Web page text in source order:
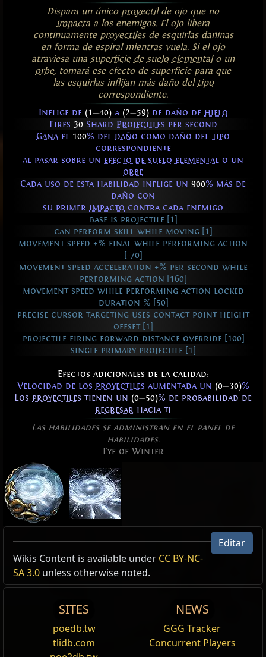
Dispara un único proyectilde ojo que no
impacta a los enemigos. El ojo libera
continuamente proyectilesde esquirlas dañinas
en forma de espiral mientras vuela. Si el ojo
atraviesa una superficie de suelo elementalo un
orbe, tomará ese efecto de superficie para que
las esquirlas inflijan más daño del tipo
correspondiente.
Inflige de (1—40)a (2—59)de daño de hielo
Fires 30Shard Projectiles per second
Gana el 100% del daño como daño del tipo
correspondiente
al pasar sobre un efecto de suelo elemental o un
orbe
Cada uso de esta habilidad inflige un 900% más de
daño con
su primer impacto contra cada enemigo
base is projectile [1]
can perform skill while moving [1]
movement speed +% final while performing action
[-70]
movement speed acceleration +% per second while
performing action [160]
movement speed while performing action locked
duration % [50]
precise cursor targeting uses contact point height
offset [1]
projectile firing forward distance override [100]
single primary projectile [1]
Efectos adicionales de la calidad:
Velocidad de los proyectiles aumentada un (0—30)%
Los proyectiles tienen un (0—50)% de probabilidad de
regresar hacia ti
Las habilidades se administran en el panel de
habilidades.
Eye of Winter
Active Type: Spell, Damage, Projectile,
ProjectileSpiral, Damage, SingleMainProjectile, Cold,
Totemable, Mineable, Trappable, Triggerable,
InteractsWithElementalGround
Efecto Celestial para Esfera helada
Aspecto para Ojo del invierno,Celestial
Cost:135
Tu Ojo del invierno se convierte en un efecto Celestial.
Efecto revoloteador para Ojo del invierno
Aspecto para Ojo del invierno
Nombre Modificadores
Entusiasta gélido
Fanático de caos
Editar
Wikis Content is available under CC BY-NC-
SA 3.0 unless otherwise noted.
SITES
poedb.tw
tlidb.com
NEWS
GGG Tracker
Concurrent Players